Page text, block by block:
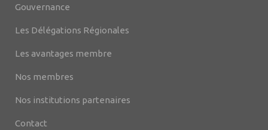
Gouvernance
Les Délégations Régionales
Les avantages membre
Nos membres
Nos institutions partenaires
Contact